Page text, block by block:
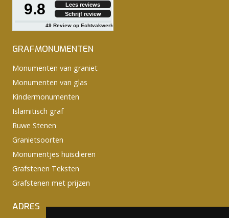
9.8
Lees reviews
Schrijf review
49 Review op Echtvakwerk
GRAFMONUMENTEN
Monumenten van graniet
Monumenten van glas
Kindermonumenten
Islamitisch graf
Ruwe Stenen
Granietsoorten
Monumentjes huisdieren
Grafstenen Teksten
Grafstenen met prijzen
ADRES